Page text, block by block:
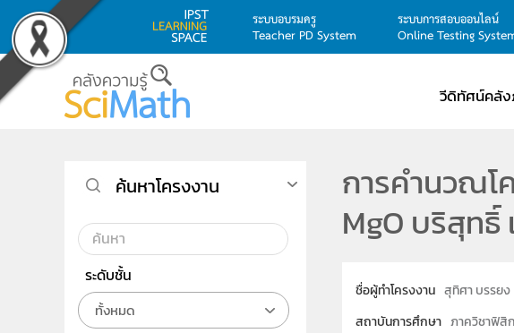
Skip to main content
ระบบอบรมครู
Teacher PD System
ระบบการสอบออนไลน์
Online Testing
วีดิทัศน์คลั
การคำนวณโ
MgO บริสุทธิ์
ชื่อผู้ทำโครงงาน สุทิศา บรรยง
สถาบันการศึกษา ภาควิชาฟิสิ
ค้นหาโครงงาน
ระดับชั้น
ทั้งหมด